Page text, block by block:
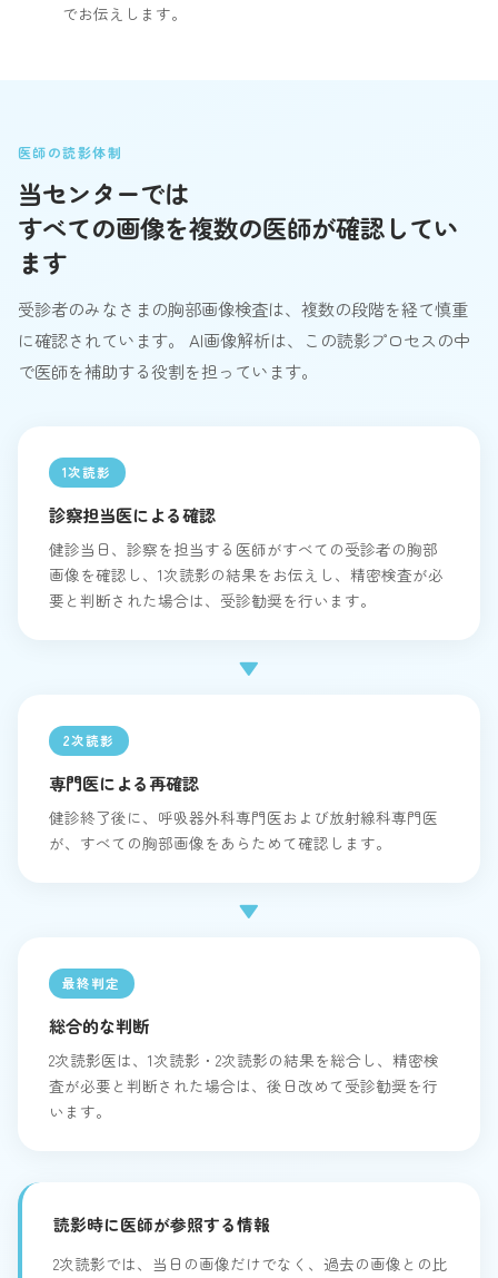
でお伝えします。
医師の読影体制
当センターでは
すべての画像を複数の医師が確認してい
ます
受診者のみなさまの胸部画像検査は、複数の段階を経て慎重
に確認されています。 AI画像解析は、この読影プロセスの中
で医師を補助する役割を担っています。
1次読影
診察担当医による確認
健診当日、診察を担当する医師がすべての受診者の胸部
画像を確認し、1次読影の結果をお伝えし、精密検査が必
要と判断された場合は、受診勧奨を行います。
▼
2次読影
専門医による再確認
健診終了後に、呼吸器外科専門医および放射線科専門医
が、すべての胸部画像をあらためて確認します。
▼
最終判定
総合的な判断
2次読影医は、1次読影・2次読影の結果を総合し、精密検
査が必要と判断された場合は、後日改めて受診勧奨を行
います。
読影時に医師が参照する情報
2次読影では、当日の画像だけでなく、過去の画像との比